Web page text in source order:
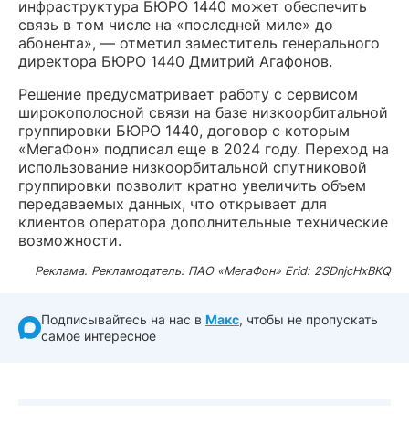
инфраструктура БЮРО 1440 может обеспечить
связь в том числе на «последней миле» до
абонента», — отметил заместитель генерального
директора БЮРО 1440 Дмитрий Агафонов.
Решение предусматривает работу с сервисом
широкополосной связи на базе низкоорбитальной
группировки БЮРО 1440, договор с которым
«МегаФон» подписал еще в 2024 году. Переход на
использование низкоорбитальной спутниковой
группировки позволит кратно увеличить объем
передаваемых данных, что открывает для
клиентов оператора дополнительные технические
возможности.
Реклама. Рекламодатель: ПАО «МегаФон» Erid: 2SDnjcHxBKQ
Подписывайтесь на нас в Макс, чтобы не пропускать
самое интересное